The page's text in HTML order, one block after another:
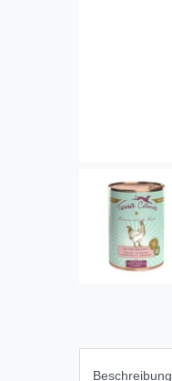
Beschreibung